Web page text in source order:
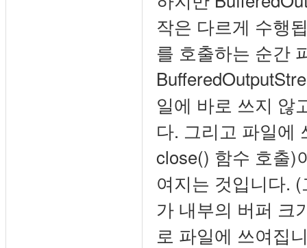
작은 다르게 수행
를 호출하는 순간
일에 바로 쓰지 않
다. 그리고 파일에
close() 함수 호출)
여지는 것입니다.
가 내부의 버퍼 크
로 파일에 쓰여집